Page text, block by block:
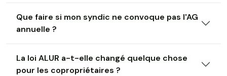
Que faire si mon syndic ne convoque pas l'AG
annuelle ?
La loi ALUR a-t-elle changé quelque chose
pour les copropriétaires ?